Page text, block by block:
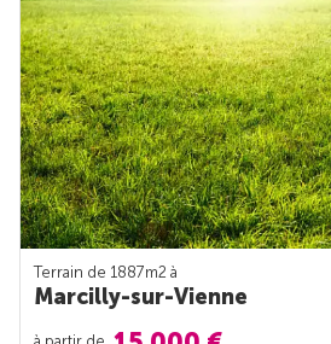
Terrain de 1887m2 à
Marcilly-sur-Vienne
à partir de